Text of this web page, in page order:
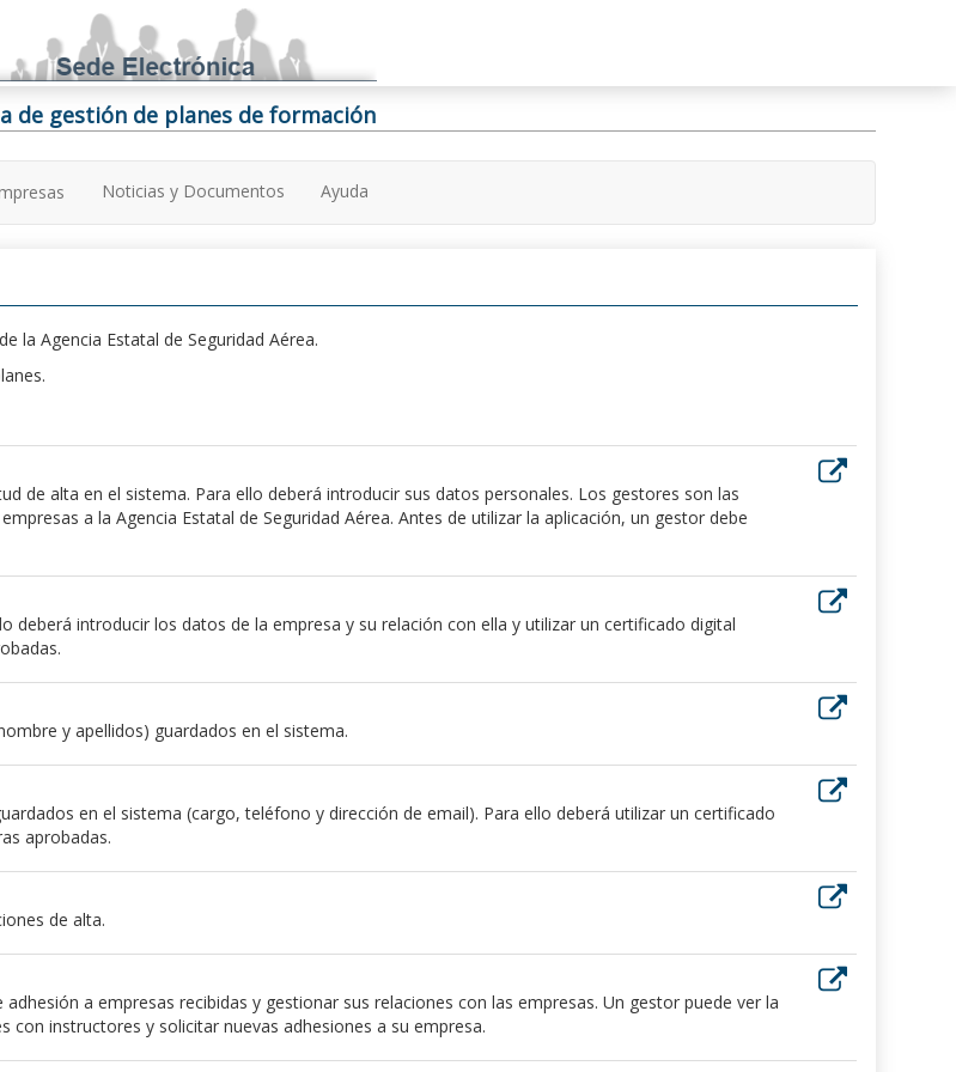
de gestión de planes de formación
Noticias y Documentos Ayuda
la Agencia Estatal de Seguridad Aérea.
de alta en el sistema. Para ello deberá introducir sus datos personales. Los gestores son las
a la Agencia Estatal de Seguridad Aérea. Antes de utilizar la aplicación, un gestor debe
deberá introducir los datos de la empresa y su relación con ella y utilizar un certificado digital
y apellidos) guardados en el sistema.
en el sistema (cargo, teléfono y dirección de email). Para ello deberá utilizar un certificado
aprobadas.
de alta.
a empresas recibidas y gestionar sus relaciones con las empresas. Un gestor puede ver la
instructores y solicitar nuevas adhesiones a su empresa.